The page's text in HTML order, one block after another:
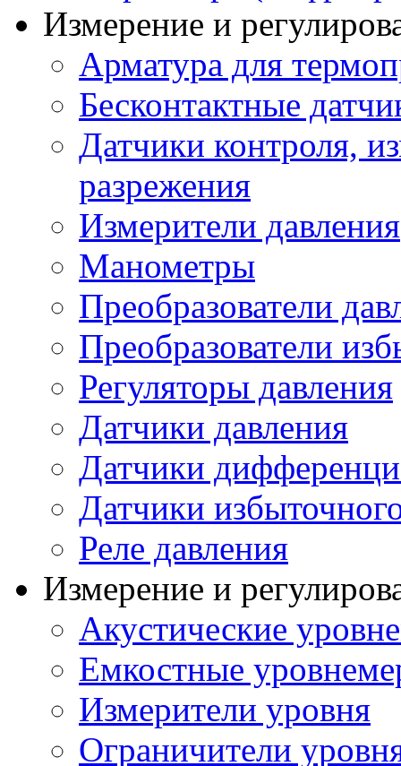
Измерение и
Арматура для
Бесконтактные
Датчики контроля,
разрежения
Измерители давления
Манометры
Преобразователи
Преобразователи
Регуляторы давления
Датчики давления
Датчики
Датчики
Реле давления
Измерение и
Акустические
Емкостные
Измерители уровня
Ограничители